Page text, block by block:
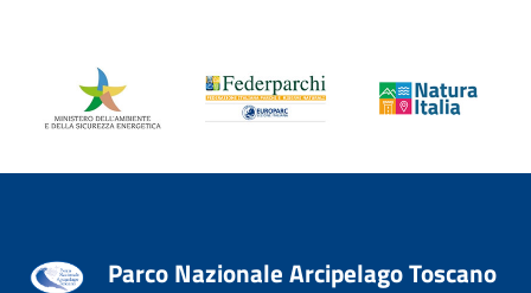
Parco Nazionale Arcipelago Toscano